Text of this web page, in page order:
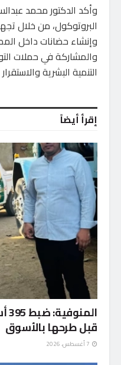
وأكد الدكتور محمد
البروتوكول، من خلال
وإنشاء حضانات داخل
والمشاركة في حملات
التنمية البشرية
إقرأ أيضاً
قبل طرحها بالأسوق